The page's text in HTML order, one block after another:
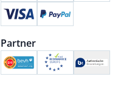
Partner